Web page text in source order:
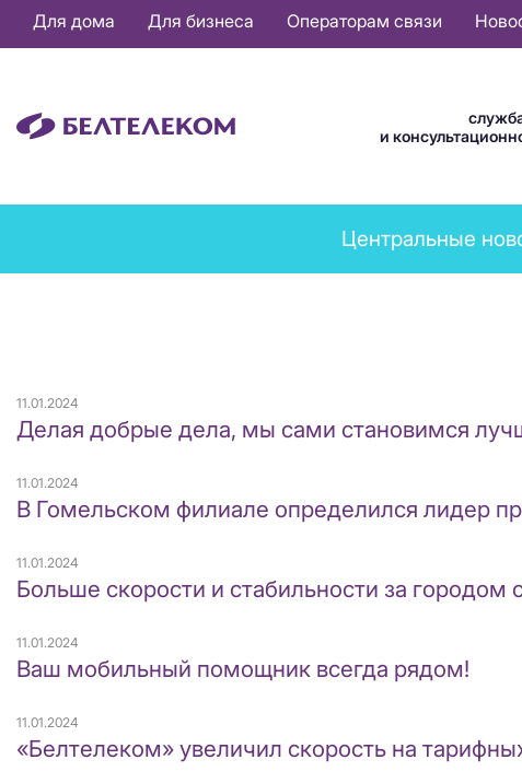
Основная
навигация
Для дома Для бизнеса Операторам связи
и
News
menu
Центральные
11.01.2024
Делая добрые дела, мы сами становимся
11.01.2024
В Гомельском филиале определился лидер
11.01.2024
Больше скорости и стабильности за городом
11.01.2024
Ваш мобильный помощник всегда рядом!
11.01.2024
«Белтелеком» увеличил скорость на